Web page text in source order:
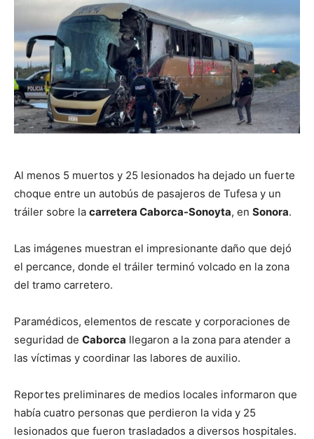
Al menos 5 muertos y 25 lesionados ha dejado un fuerte
choque entre un autobús de pasajeros de Tufesa y un
tráiler sobre la carretera Caborca-Sonoyta, en Sonora.
Las imágenes muestran el impresionante daño que dejó
el percance, donde el tráiler terminó volcado en la zona
del tramo carretero.
Paramédicos, elementos de rescate y corporaciones de
seguridad de Caborca llegaron a la zona para atender a
las víctimas y coordinar las labores de auxilio.
Reportes preliminares de medios locales informaron que
había cuatro personas que perdieron la vida y 25
lesionados que fueron trasladados a diversos hospitales.